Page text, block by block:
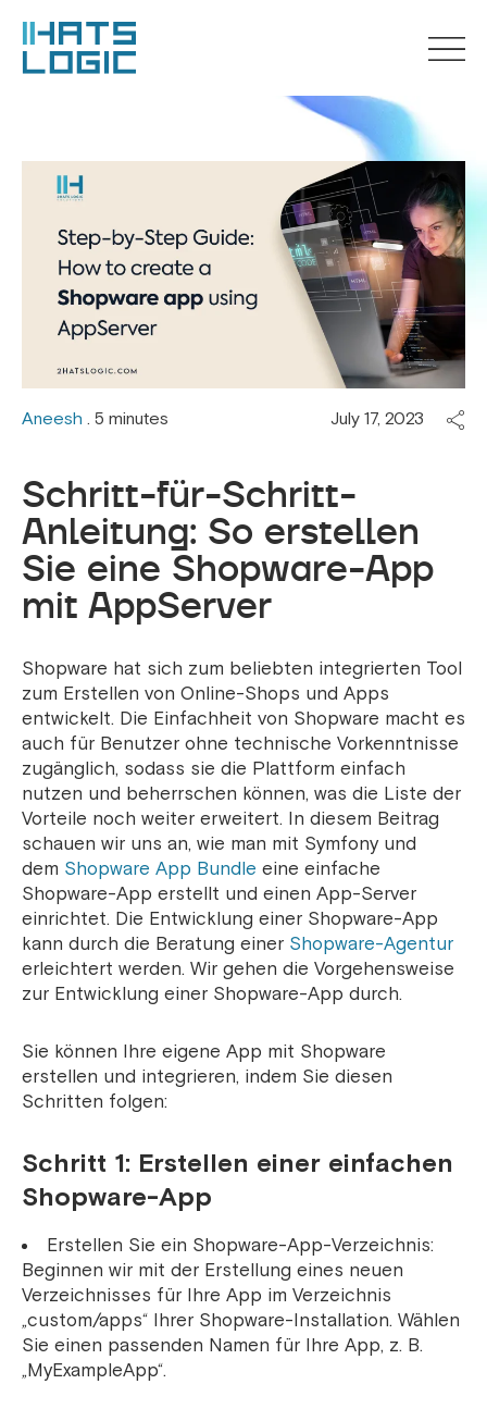
Aneesh . 5 minutes July 17, 2023
Schritt-für-Schritt-
Anleitung: So erstellen
Sie eine Shopware-App
mit AppServer
Shopware hat sich zum beliebten integrierten Tool
zum Erstellen von Online-Shops und Apps
entwickelt. Die Einfachheit von Shopware macht es
auch für Benutzer ohne technische Vorkenntnisse
zugänglich, sodass sie die Plattform einfach
nutzen und beherrschen können, was die Liste der
Vorteile noch weiter erweitert. In diesem Beitrag
schauen wir uns an, wie man mit Symfony und
dem Shopware App Bundle eine einfache
Shopware-App erstellt und einen App-Server
einrichtet. Die Entwicklung einer Shopware-App
kann durch die Beratung einer Shopware-Agentur
erleichtert werden. Wir gehen die Vorgehensweise
zur Entwicklung einer Shopware-App durch.
Sie können Ihre eigene App mit Shopware
erstellen und integrieren, indem Sie diesen
Schritten folgen:
Schritt 1: Erstellen einer einfachen
Shopware-App
Erstellen Sie ein Shopware-App-Verzeichnis:
Beginnen wir mit der Erstellung eines neuen
Verzeichnisses für Ihre App im Verzeichnis
„custom/apps“ Ihrer Shopware-Installation. Wählen
Sie einen passenden Namen für Ihre App, z. B.
„MyExampleApp“.